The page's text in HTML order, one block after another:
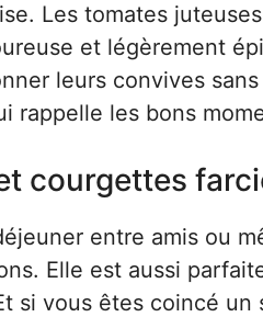
Les tomates
et légèrement
leurs convives
les bons
courgettes
entre amis ou
Elle est aussi
vous êtes coincé un